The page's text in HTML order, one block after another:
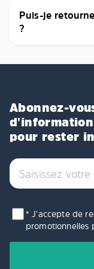
Puis-je
?
Abonnez-
d'information
pour rester
* J'accepte de
promotionnelles